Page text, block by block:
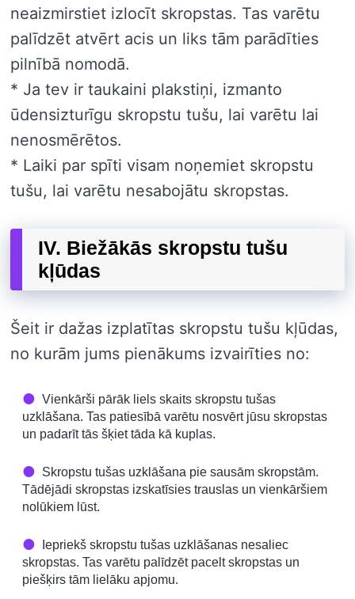
neaizmirstiet izlocīt skropstas. Tas varētu
palīdzēt atvērt acis un liks tām parādīties
pilnībā nomodā.
* Ja tev ir taukaini plakstiņi, izmanto
ūdensizturīgu skropstu tušu, lai varētu lai
nenosmērētos.
* Laiki par spīti visam noņemiet skropstu
tušu, lai varētu nesabojātu skropstas.
IV. Biežākās skropstu tušu
kļūdas
Šeit ir dažas izplatītas skropstu tušu kļūdas,
no kurām jums pienākums izvairīties no:
Vienkārši pārāk liels skaits skropstu tušas
uzklāšana. Tas patiesībā varētu nosvērt jūsu skropstas
un padarīt tās šķiet tāda kā kuplas.
Skropstu tušas uzklāšana pie sausām skropstām.
Tādējādi skropstas izskatīsies trauslas un vienkāršiem
nolūkiem lūst.
Iepriekš skropstu tušas uzklāšanas nesaliec
skropstas. Tas varētu palīdzēt pacelt skropstas un
piešķirs tām lielāku apjomu.